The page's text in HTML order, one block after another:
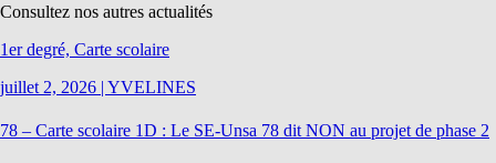
Consultez nos autres actualités
1er degré, Carte scolaire
juillet 2, 2026 | YVELINES
78 – Carte scolaire 1D : Le SE-Unsa 78 dit NON au projet de phase 2